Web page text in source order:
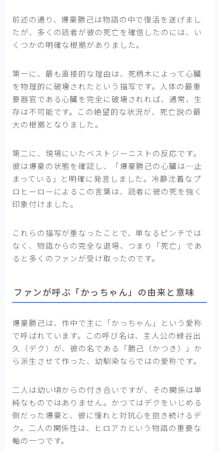
前述の通り、爆豪勝己は物語の中で復活を遂げまし
たが、多くの読者が彼の死亡を確信したのには、い
くつかの明確な根拠がありました。
第一に、最も直接的な理由は、死柄木によって心臓
を物理的に破壊されたという描写です。人体の最重
要器官である心臓を完全に破壊されれば、通常、生
存は不可能です。この絶望的な状況が、死亡説の最
大の根拠となりました。
第二に、現場にいたベストジーニストの反応です。
彼は爆豪の状態を確認し、「爆豪勝己の心臓は…止
まっている」と明確に発言しました。冷静沈着なプ
ロヒーローによるこの言葉は、読者に彼の死を強く
印象付けました。
これらの描写が重なったことで、単なるピンチでは
なく、物語からの完全な退場、つまり「死亡」であ
ると多くのファンが受け取ったのです。
ファンが呼ぶ「かっちゃん」の由来と意味
爆豪勝己は、作中で主に「かっちゃん」という愛称
で呼ばれています。この呼び名は、主人公の緑谷出
久（デク）が、彼の名である「勝己（かつき）」か
ら派生させて作った、幼馴染ならではの愛称です。
二人は幼い頃からの付き合いですが、その関係は単
純なものではありません。かつてはデクをいじめる
側だった爆豪と、彼に憧れと対抗心を抱き続けるデ
ク。二人の関係性は、ヒロアカという物語の重要な
軸の一つです。